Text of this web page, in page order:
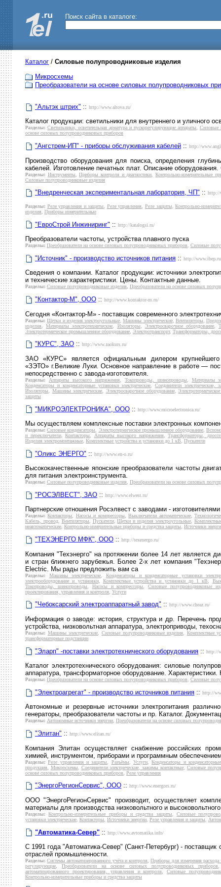
Поиск сайта в каталоге:
Каталог / Силовые полупроводниковые изделия
Микросхемы
Преобразователи на основе силовых полупроводниковых
"Альтэк штрих" :: http://www.altova.ru/
Каталог продукции: светильники для внутреннего и уличного
Разделы: Светильники, осветительная арматура и пускорегулирующие аппараты, Силовые
основе силовых полупроводниковых приборов
"Ангстрем-ИП" - приборы обслуживания кабелей :: http://
Производство оборудования для поиска, определения
кабелей. Изготовление печатных плат. Описание
Разделы: Инструменты ,Приборы контроля и диагностики
Контрольно-измерительные
Силовые полупроводниковые изделия
"Внедренческая экспериментальная лаборатория, ЧП" :: http://
Разделы: Реле управления и защиты Реле управления Реле защиты ,Контрольно-
изделия
Приборы измерительные
"ЕвроСтрой Инжиниринг" :: http://katalogsi.ru/
Преобразователи частоты, устройства плавного пуска
Разделы: Преобразователи на основе силовых полупроводниковых приборов Силовые
"Источник" - производство источников питания :: http://
Сведения о компании. Каталог продукции: источники
и технические характеристики. Цены. Контактные данные.
Разделы: Силовые полупроводниковые изделия, Преобразователи на основе силовых
"Контактор-М", ООО :: http://www.kontaktor-m.ru/
Сегодня «Контактор-М» - поставщик современного
Разделы: Щетки и изделия электроугольные ,Машины электрические, Вентиляторы
изделия ,Материалы электротехнические Изоляторы Электросварочное оборудование,
Электротермическое промышленное оборудование Электротранспорт, Трансформаторы,
"КУРС", ЗАО :: http://www.zaokurs.ru/
ЗАО «КУРС» является официальным дилером крупнейшего
«ЗЭТО» г.Великие Луки. Основное направление в работе —
непосредственно с завода-изготовителя.
Разделы: Аппараты высокого напряжения Токопроводы, шинопроводы
Материалы
Конденсаторы и конденсаторные установки электрические ,Соединители электрические,
Изоляторы
Машины электрические ,Электросварочное оборудование,
защиты
"МИКРОЭЛЕКТРОНИКА", ООО :: http://www.microelectronica.ru/
Мы осуществляем комплексные поставки электронных
Разделы: Силовые конденсаторы Электротермическое промышленное оборудование,
и переключатели,Контакторы Аппараты высокого напряжения ,Трансформаторы,
Изделия электромонтажные Комплектные устройства и установки до 1 кВ Пускатели
"Оликс ЭНЕРГО" :: http://www.en-o.ru/
Высококачественные японские преобразователи частоты
для питания электроинструмента.
Разделы: Силовые полупроводниковые изделия, Преобразователи на основе силовых
"РОСЭЛВЕСТ", ЗАО :: http://www.elwest.ru/
Партнерские отношения Росэлвест с заводами - изготовителями
Разделы: Контакторы, Насосы и компрессоры,Выключатели автоматические,
Кабель, провод, Вентиляторы, Пускатели,Щетки и изделия электроугольные,
неавтоматические, Контрольно-измерительные приборы и средства защиты, Источники
"ТЕХЭНЕРГО МФК", ООО :: http://texenergo.ru/
Компания "Техэнерго" на протяжении более 14 лет является
и стран ближнего зарубежья. Более 2-х лет компания
Electric. Мы рады предложить вам са
Разделы: Машины электрические
Конденсаторы и конденсаторные установки
электрооборудование и установки, Комплектные устройства и установки до 1 кВ
Токопроводы, шинопроводы
Насосы и компрессоры ,Силовые полупроводниковые
проектирования, управления и контроля
Услуги
"Чебоксарский электроаппаратный завод" :: http://www.cheaz.ru/
Информация о заводе: история, структура и др. Перечень
устройства, низковольтная аппаратура, электроприводы,
Разделы: Машины электрические Силовые полупроводниковые изделия
Комплектные
трансформаторные подстанции
"Эларп" -поставки электротехнического оборудования :: http://
Каталог электротехнического оборудования: силовые
аппаратура, трансформаторное оборудование. Характеристики.
Разделы: Преобразователи на основе силовых полупроводниковых приборов Силовые
"Электроагрегат" - производство источников питания :: http://
Автономные и резервные источники электропитания
генераторы, преобразователи частоты и пр. Каталог.
Разделы: Автономные источники энергии, Преобразователи на основе силовых
"Элитан" :: http://www.elitan.ru/
Компания Элитан осуществляет снабжение российских
химией, инструментом, приборами и программным
Разделы: Реле управления и защиты Разъёмы ,Услуги ,Конденсаторы и
продукция
Микросхемы Соединители электрические, зажимы контактные, Силовые
основе силовых полупроводниковых приборов Реле управления
"ЭнергоРегионСервис", ООО :: http://www.energors.ru/
ООО "ЭнергоРегионСервис" производит, осуществляет
материалы для производства низковольтного и
Разделы: Контрольно-измерительные приборы и средства защиты
Силовые
установки электрические Контакторы Источники энергии Реле управления и защиты
"Автоматика-Север" :: http://www.avtomatika.info/
С 1991 года "Автоматика-Север" (Санкт-Петербург) -
отраслей промышленности.
Разделы: Системы автоматизированного учёта и контроля ,Приборы для измерения расхода
регулирующие ,Преобразователи на основе силовых полупроводниковых приборов
автоматизированного проектирования, управления и контроля
,Силовые
Контрольно-измерительные приборы и средства защиты